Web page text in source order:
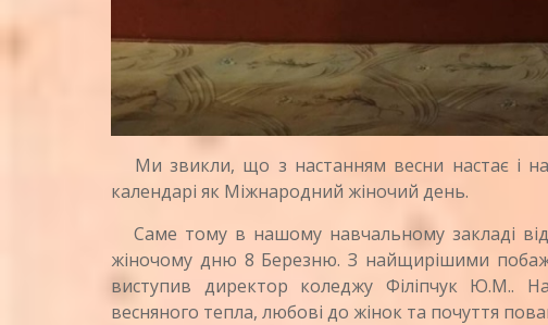
Ми звикли, що з настанням весни настає і
календарі як Міжнародний жіночий день.
Саме тому в нашому навчальному закладі
жіночому дню 8 Березню. З найщирішими
виступив директор коледжу Філіпчук Ю.М..
весняного тепла, любові до жінок та почуття